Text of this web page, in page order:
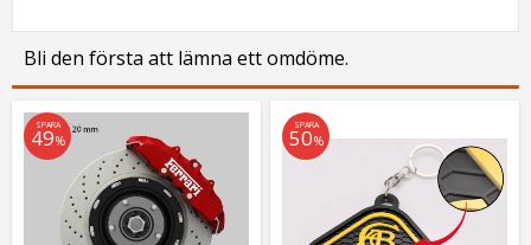
Bli den första att lämna ett omdöme.
SPARA
49%
SPARA
50%